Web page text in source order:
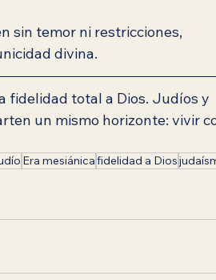
sin temor ni restricciones,
divina.
fidelidad total a Dios. Judíos y
un mismo horizonte: vivir
Era mesiánicafidelidad a Dios